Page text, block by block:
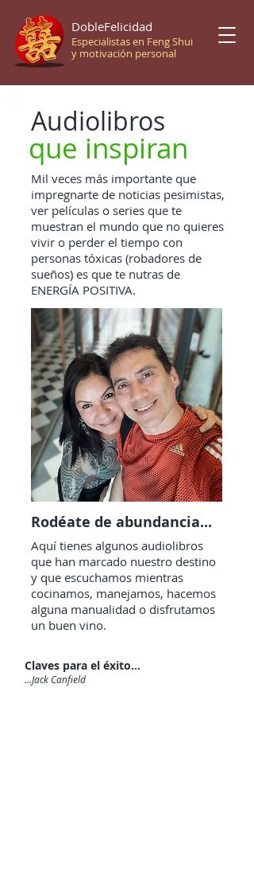
DobleFelicidad
Especialistas en Feng Shui
y motivación personal
Audiolibros
que inspiran
Mil veces más importante que
impregnarte de noticias pesimistas,
ver películas o series que te
muestran el mundo que no quieres
vivir o perder el tiempo con
personas tóxicas (robadores de
sueños) es que te nutras de
ENERGÍA POSITIVA.
Rodéate de abundancia...
Aquí tienes algunos audiolibros
que han marcado nuestro destino
y que escuchamos mientras
cocinamos, manejamos, hacemos
alguna manualidad o disfrutamos
un buen vino.
Claves para el éxito...
...Jack Canfield